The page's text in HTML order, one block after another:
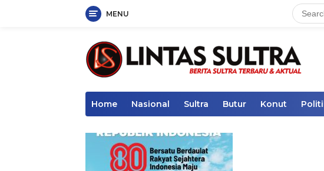
MENU
Home Nasional Sultra Butur Konut